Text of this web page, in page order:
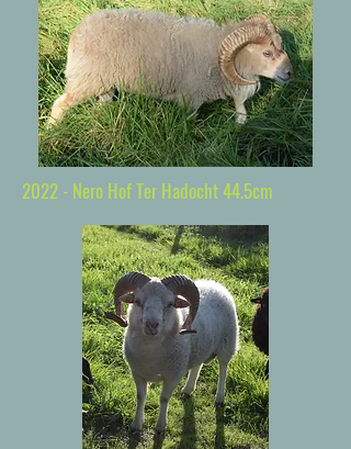
2022 - Nero Hof Ter Hadocht 44.5cm